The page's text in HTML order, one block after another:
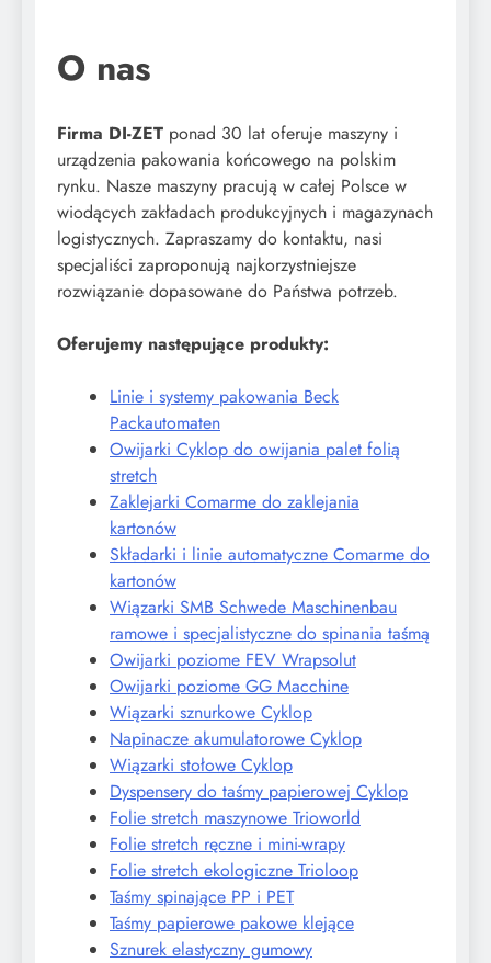
O nas
Firma DI-ZET ponad 30 lat oferuje maszyny i
urządzenia pakowania końcowego na polskim
rynku. Nasze maszyny pracują w całej Polsce w
wiodących zakładach produkcyjnych i magazynach
logistycznych. Zapraszamy do kontaktu, nasi
specjaliści zaproponują najkorzystniejsze
rozwiązanie dopasowane do Państwa potrzeb.
Oferujemy następujące produkty:
Linie i systemy pakowania Beck
Packautomaten
Owijarki Cyklop do owijania palet folią
stretch
Zaklejarki Comarme do zaklejania
kartonów
Składarki i linie automatyczne Comarme do
kartonów
Wiązarki SMB Schwede Maschinenbau
ramowe i specjalistyczne do spinania taśmą
Owijarki poziome FEV Wrapsolut
Owijarki poziome GG Macchine
Wiązarki sznurkowe Cyklop
Napinacze akumulatorowe Cyklop
Wiązarki stołowe Cyklop
Dyspensery do taśmy papierowej Cyklop
Folie stretch maszynowe Trioworld
Folie stretch ręczne i mini-wrapy
Folie stretch ekologiczne Trioloop
Taśmy spinające PP i PET
Taśmy papierowe pakowe klejące
Sznurek elastyczny gumowy